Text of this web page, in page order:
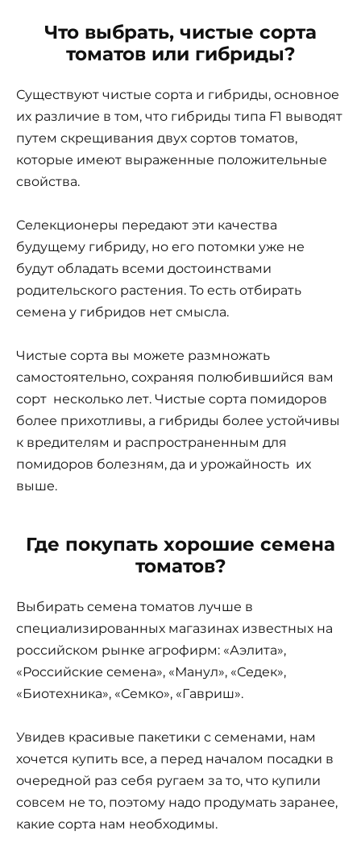
Что выбрать, чистые сорта
томатов или гибриды?
Существуют чистые сорта и гибриды, основное
их различие в том, что гибриды типа F1 выводят
путем скрещивания двух сортов томатов,
которые имеют выраженные положительные
свойства.
Селекционеры передают эти качества
будущему гибриду, но его потомки уже не
будут обладать всеми достоинствами
родительского растения. То есть отбирать
семена у гибридов нет смысла.
Чистые сорта вы можете размножать
самостоятельно, сохраняя полюбившийся вам
сорт несколько лет. Чистые сорта помидоров
более прихотливы, а гибриды более устойчивы
к вредителям и распространенным для
помидоров болезням, да и урожайность их
выше.
Где покупать хорошие семена
томатов?
Выбирать семена томатов лучше в
специализированных магазинах известных на
российском рынке агрофирм: «Аэлита»,
«Российские семена», «Манул», «Седек»,
«Биотехника», «Семко», «Гавриш».
Увидев красивые пакетики с семенами, нам
хочется купить все, а перед началом посадки в
очередной раз себя ругаем за то, что купили
совсем не то, поэтому надо продумать заранее,
какие сорта нам необходимы.